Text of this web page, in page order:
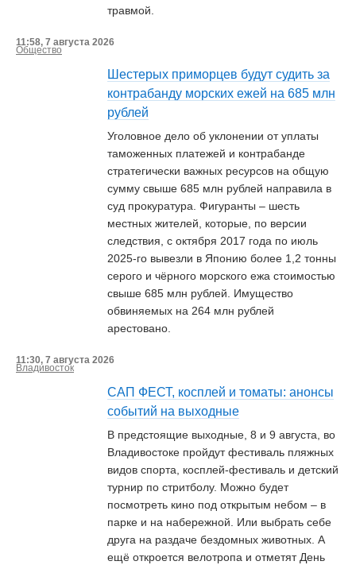
травмой.
11:58, 7 августа 2026
Общество
Шестерых приморцев будут судить за
контрабанду морских ежей на 685 млн
рублей
Уголовное дело об уклонении от уплаты
таможенных платежей и контрабанде
стратегически важных ресурсов на общую
сумму свыше 685 млн рублей направила в
суд прокуратура. Фигуранты – шесть
местных жителей, которые, по версии
следствия, с октября 2017 года по июль
2025-го вывезли в Японию более 1,2 тонны
серого и чёрного морского ежа стоимостью
свыше 685 млн рублей. Имущество
обвиняемых на 264 млн рублей
арестовано.
11:30, 7 августа 2026
Владивосток
САП ФЕСТ, косплей и томаты: анонсы
событий на выходные
В предстоящие выходные, 8 и 9 августа, во
Владивостоке пройдут фестиваль пляжных
видов спорта, косплей-фестиваль и детский
турнир по стритболу. Можно будет
посмотреть кино под открытым небом – в
парке и на набережной. Или выбрать себе
друга на раздаче бездомных животных. А
ещё откроется велотропа и отметят День